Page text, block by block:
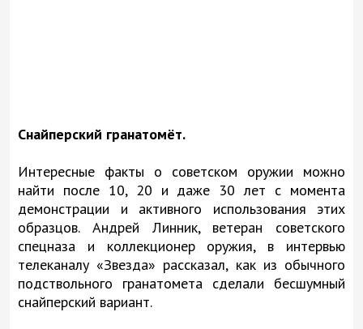
Снайперский гранатомёт.
Интересные факты о советском оружии можно
найти после 10, 20 и даже 30 лет с момента
демонстрации и активного использования этих
образцов. Андрей Линник, ветеран советского
спецназа и коллекционер оружия, в интервью
телеканалу «Звезда» рассказал, как из обычного
подствольного гранатомета сделали бесшумный
снайперский вариант.